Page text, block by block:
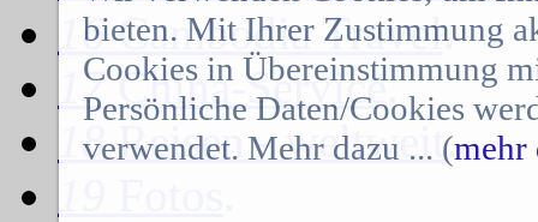
16Cambodia Travel.
17China-Service.
18Reisen - weltweit.
bieten. Mit Ihrer Zustimmung
Cookies in Übereinstimmung
Persönliche Daten/Cookies
verwendet. Mehr dazu ... (mehr